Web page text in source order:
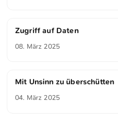
Zugriff auf Daten
08. März 2025
Mit Unsinn zu überschütten
04. März 2025